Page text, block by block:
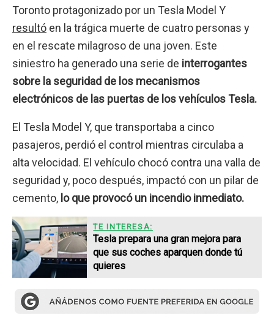
Toronto protagonizado por un Tesla Model Y
resultó en la trágica muerte de cuatro personas y
en el rescate milagroso de una joven. Este
siniestro ha generado una serie de interrogantes
sobre la seguridad de los mecanismos
electrónicos de las puertas de los vehículos Tesla.
El Tesla Model Y, que transportaba a cinco
pasajeros, perdió el control mientras circulaba a
alta velocidad. El vehículo chocó contra una valla de
seguridad y, poco después, impactó con un pilar de
cemento, lo que provocó un incendio inmediato.
TE INTERESA:
Tesla prepara una gran mejora para
que sus coches aparquen donde tú
quieres